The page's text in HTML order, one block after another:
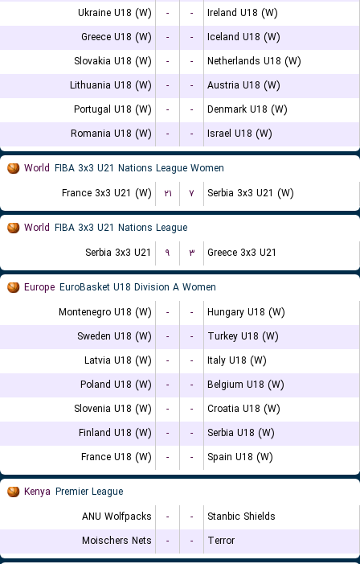
Ukraine U18 (W)
- -
Ireland U18 (W)
Greece U18 (W)
- -
Iceland U18 (W)
Slovakia U18 (W)
- -
Netherlands U18 (W)
Lithuania U18 (W)
- -
Austria U18 (W)
Portugal U18 (W)
- -
Denmark U18 (W)
Romania U18 (W)
- - Israel U18 (W)
World FIBA 3x3 U21 Nations League Women
France 3x3 U21 (W)
۲۱ ۷ Serbia 3x3 U21 (W)
World FIBA 3x3 U21 Nations League
Serbia 3x3 U21
۹ ۳ Greece 3x3 U21
Europe EuroBasket U18 Division A Women
Montenegro U18 (W)
- -
Hungary U18 (W)
Sweden U18 (W)
- -
Turkey U18 (W)
Latvia U18 (W)
- -
Italy U18 (W)
Poland U18 (W)
- -
Belgium U18 (W)
Slovenia U18 (W)
- -
Croatia U18 (W)
Finland U18 (W)
- -
Serbia U18 (W)
France U18 (W)
- - Spain U18 (W)
Kenya Premier League
ANU Wolfpacks
- -
Stanbic Shields
Moischers Nets
- - Terror